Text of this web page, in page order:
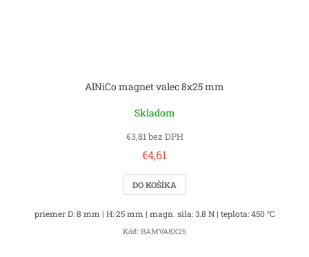
AlNiCo magnet valec 8x25 mm
Skladom
€3,81 bez DPH
€4,61
DO KOŠÍKA
priemer D: 8 mm | H: 25 mm | magn. sila: 3.8 N | teplota: 450 °C
Kód: BAMVA8X25